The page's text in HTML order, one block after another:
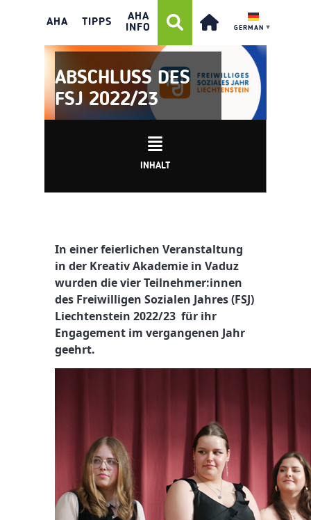
AHA TIPPS
AHA
INFO
GERMAN ▼
ABSCHLUSS DES
FSJ 2022/23
INHALT
In einer feierlichen Veranstaltung
in der Kreativ Akademie in Vaduz
wurden die vier Teilnehmer:innen
des Freiwilligen Sozialen Jahres (FSJ)
Liechtenstein 2022/23 für ihr
Engagement im vergangenen Jahr
geehrt.